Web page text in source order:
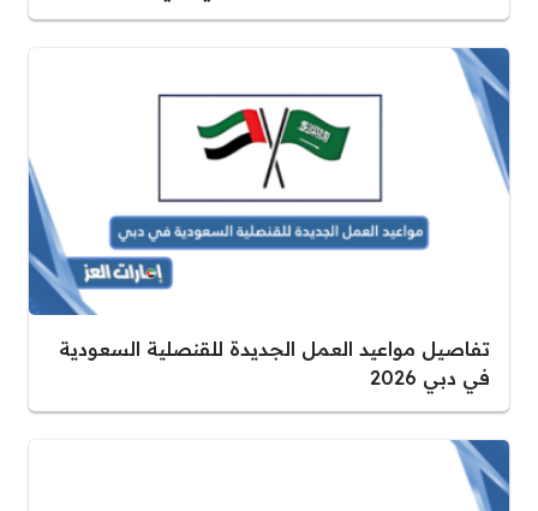
تفاصيل مواعيد العمل الجديدة للقنصلية السعودية
في دبي 2026